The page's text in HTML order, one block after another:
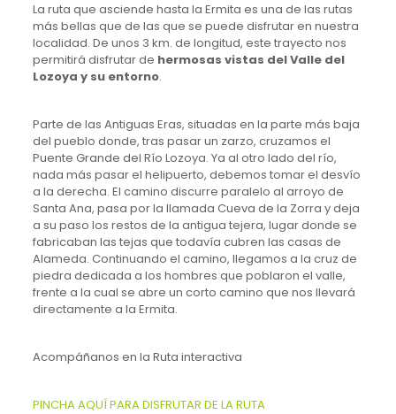
La ruta que asciende hasta la Ermita es una de las rutas
más bellas que de las que se puede disfrutar en nuestra
localidad. De unos 3 km. de longitud, este trayecto nos
permitirá disfrutar de hermosas vistas del Valle del
Lozoya y su entorno.
Parte de las Antiguas Eras, situadas en la parte más baja
del pueblo donde, tras pasar un zarzo, cruzamos el
Puente Grande del Río Lozoya. Ya al otro lado del río,
nada más pasar el helipuerto, debemos tomar el desvío
a la derecha. El camino discurre paralelo al arroyo de
Santa Ana, pasa por la llamada Cueva de la Zorra y deja
a su paso los restos de la antigua tejera, lugar donde se
fabricaban las tejas que todavía cubren las casas de
Alameda. Continuando el camino, llegamos a la cruz de
piedra dedicada a los hombres que poblaron el valle,
frente a la cual se abre un corto camino que nos llevará
directamente a la Ermita.
Acompáñanos en la Ruta interactiva
PINCHA AQUÍ PARA DISFRUTAR DE LA RUTA